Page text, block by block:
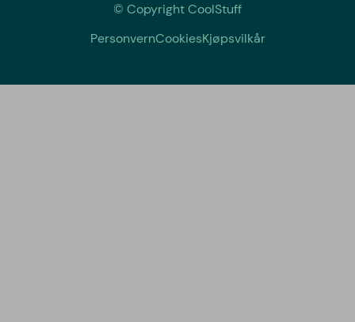
© Copyright CoolStuff
PersonvernCookiesKjøpsvilkår